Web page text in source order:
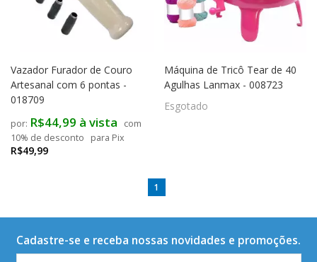
Vazador Furador de Couro
Artesanal com 6 pontas -
018709
R$49,99
R$44,99 à vista
com
10% de desconto
para Pix
Máquina de Tricô Tear de 40
Agulhas Lanmax - 008723
Esgotado
1
Cadastre-se e receba nossas novidades e promoções.